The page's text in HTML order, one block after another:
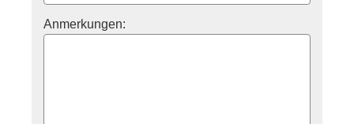
Anmerkungen: